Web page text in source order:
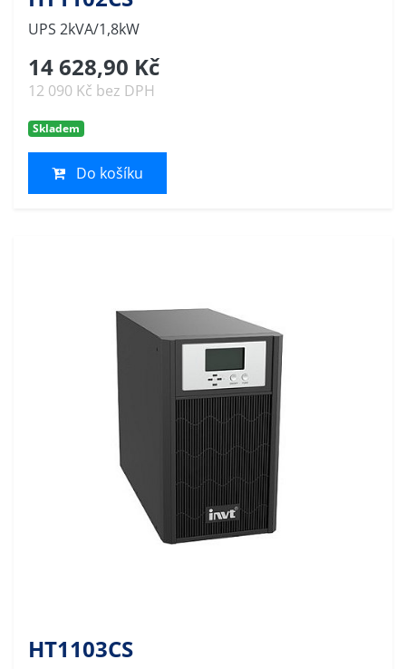
UPS 2kVA/1,8kW
14 628,90 Kč
12 090 Kč bez DPH
Skladem
Do košíku
HT1103CS